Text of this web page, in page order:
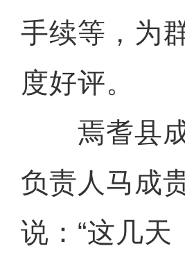
手续等，为
度好评。
焉耆县成
负责人马成
说：“这几